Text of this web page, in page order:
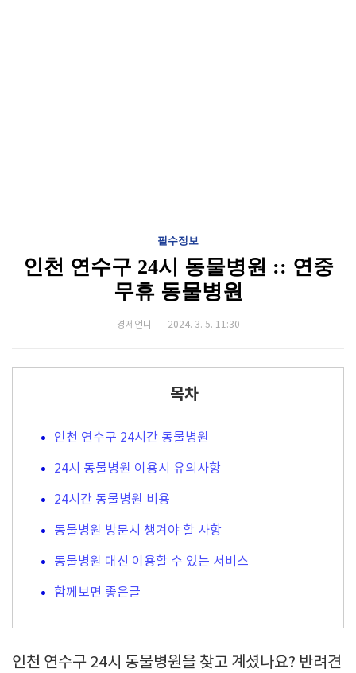
필수정보
인천 연수구 24시 동물병원 :: 연중
무휴 동물병원
경제언니 2024. 3. 5. 11:30
목차
인천 연수구 24시간 동물병원
24시 동물병원 이용시 유의사항
24시간 동물병원 비용
동물병원 방문시 챙겨야 할 사항
동물병원 대신 이용할 수 있는 서비스
함께보면 좋은글
인천 연수구 24시 동물병원을 찾고 계셨나요? 반려견